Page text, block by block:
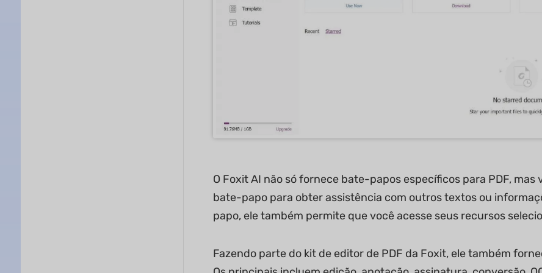
O Foxit AI não só fornece bate-papos específicos para PDF,
bate-papo para obter assistência com outros textos ou
papo, ele também permite que você acesse seus recursos
Fazendo parte do kit de editor de PDF da Foxit, ele também